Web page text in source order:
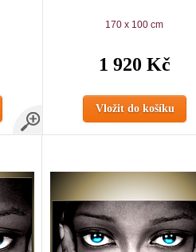
170 x 100 cm
1 920 Kč
Vložit do košíku